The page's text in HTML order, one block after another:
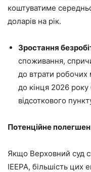
коштуватиме
доларів на рік.
Зростання
споживання,
до втрати робочих
до кінця 2026 року
відсоткового
Потенційне
Якщо Верховний суд
IEEPA, більшість цих